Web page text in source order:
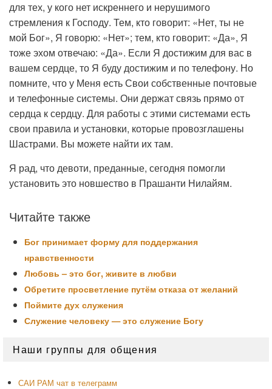
для тех, у кого нет искреннего и нерушимого
стремления к Господу. Тем, кто говорит: «Нет, ты не
мой Бог», Я говорю: «Нет»; тем, кто говорит: «Да», Я
тоже эхом отвечаю: «Да». Если Я достижим для вас в
вашем сердце, то Я буду достижим и по телефону. Но
помните, что у Меня есть Свои собственные почтовые
и телефонные системы. Они держат связь прямо от
сердца к сердцу. Для работы с этими системами есть
свои правила и установки, которые провозглашены
Шастрами. Вы можете найти их там.
Я рад, что девоти, преданные, сегодня помогли
установить это новшество в Прашанти Нилайям.
Читайте также
Бог принимает форму для поддержания
нравственности
Любовь – это бог, живите в любви
Обретите просветление путём отказа от желаний
Поймите дух служения
Служение человеку — это служение Богу
основной
Наши группы для общения
САИ РАМ чат в телеграмм